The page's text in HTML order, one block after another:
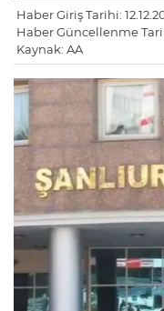
Haber Giriş Tarihi:
Haber Güncellenme
Kaynak: AA